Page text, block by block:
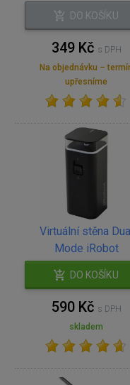
DO KOŠÍKU
349 Kč s DPH
Na objednávku –
upřesníme
Virtuální stěna
Mode iRobot
DO KOŠÍKU
590 Kč s DPH
skladem